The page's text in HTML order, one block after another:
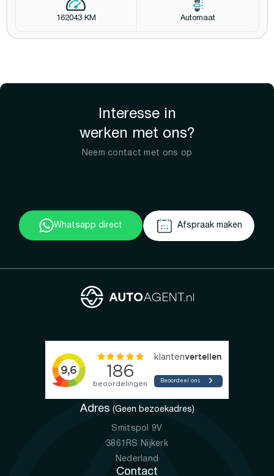
162043 KM Automaat
Interesse in
werken met ons?
Neem contact met ons op
Whatsapp direct Afspraak maken
Adres (Geen bezoekadres)
Smitspol 9V
3861RS Nijkerk
Nederland
Contact